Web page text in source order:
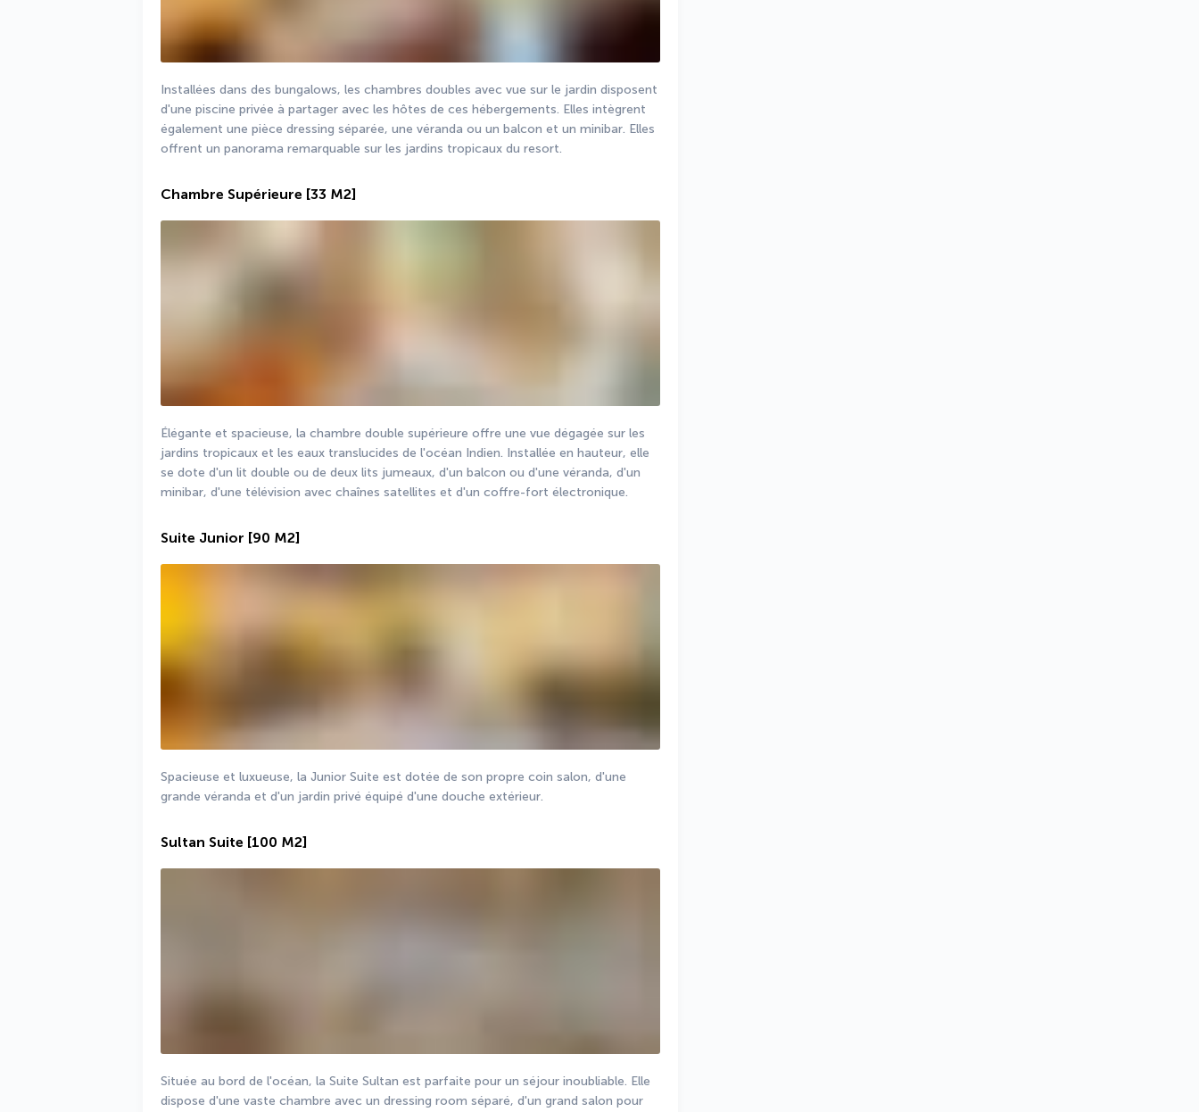
Installées dans des bungalows, les chambres doubles avec vue sur le jardin disposent
d'une piscine privée à partager avec les hôtes de ces hébergements. Elles intègrent
également une pièce dressing séparée, une véranda ou un balcon et un minibar. Elles
offrent un panorama remarquable sur les jardins tropicaux du resort.
Chambre Supérieure [33 M2]
Élégante et spacieuse, la chambre double supérieure offre une vue dégagée sur les
jardins tropicaux et les eaux translucides de l'océan Indien. Installée en hauteur, elle
se dote d'un lit double ou de deux lits jumeaux, d'un balcon ou d'une véranda, d'un
minibar, d'une télévision avec chaînes satellites et d'un coffre-fort électronique.
Suite Junior [90 M2]
Spacieuse et luxueuse, la Junior Suite est dotée de son propre coin salon, d'une
grande véranda et d'un jardin privé équipé d'une douche extérieur.
Sultan Suite [100 M2]
Située au bord de l'océan, la Suite Sultan est parfaite pour un séjour inoubliable. Elle
dispose d'une vaste chambre avec un dressing room séparé, d'un grand salon pour